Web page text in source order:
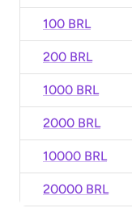
100 BRL
200 BRL
1000 BRL
2000 BRL
10000 BRL
20000 BRL